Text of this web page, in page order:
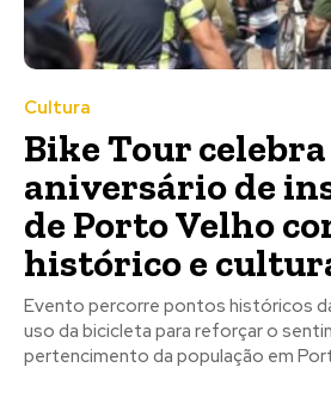
Cultura
Bike Tour celebra
aniversário de
de Porto Velho
histórico e
Evento percorre pontos históricos
uso da bicicleta para reforçar o
pertencimento da população em